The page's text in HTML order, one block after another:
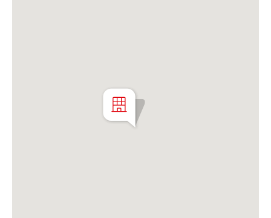
Matrícula CUCICBA N° 8264
Av. Juramento 1775 - Belgrano - CABA